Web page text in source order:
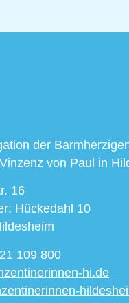
der
von Paul in
16
Hückedahl 10
109 800
hi.de